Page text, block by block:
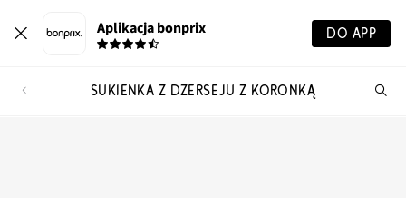
Aplikacja bonprix DO APP
SUKIENKA Z DŻERSEJU Z KORONKĄ